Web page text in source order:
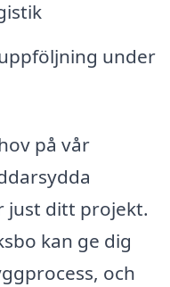
under
på vår
just ditt projekt.
kan ge dig
och